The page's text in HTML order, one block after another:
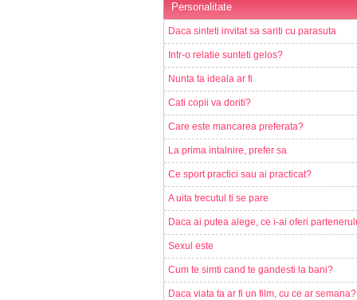
Personalitate
Daca sinteti invitat sa sariti cu parasuta
Intr-o relatie sunteti gelos?
Nunta ta ideala ar fi
Cati copii va doriti?
Care este mancarea preferata?
La prima intalnire, prefer sa
Ce sport practici sau ai practicat?
A uita trecutul ti se pare
Daca ai putea alege, ce i-ai oferi
Sexul este
Cum te simti cand te gandesti la bani?
Daca viata ta ar fi un film, cu ce ar semana?